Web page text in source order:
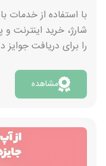
با استفاده از خدمات
شارژ، خرید
را برای دریافت
سرویس، امتیازات خود
به شانس قرعه کشی،
هوشمند، آیفون 13 و سکه طلا است.
مشاهده